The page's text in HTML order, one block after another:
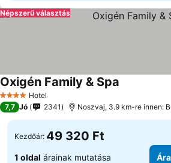
Népszerű választás
4 KategóriaHotel
Oxigén Family & Spa
7,7 Jó 2341 Noszvaj, 3.9 km-re innen:
Kezdőár: 49 320 Ft
1 oldal árainak mutatása